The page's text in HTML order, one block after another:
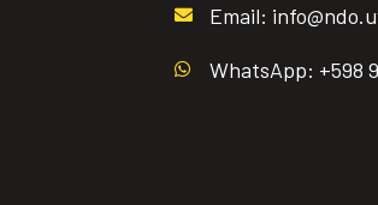
Email:
WhatsApp: +598